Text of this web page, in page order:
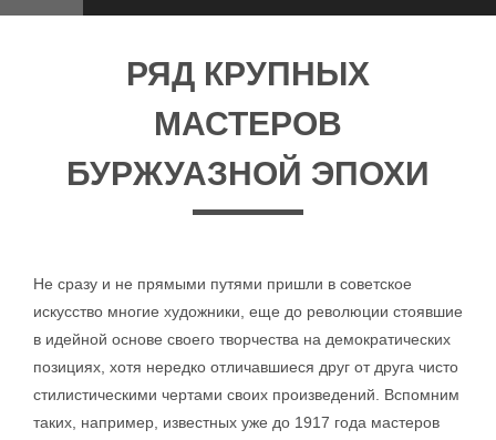
РЯД КРУПНЫХ
МАСТЕРОВ
БУРЖУАЗНОЙ ЭПОХИ
Не сразу и не прямыми путями пришли в советское
искусство многие художники, еще до революции стоявшие
в идейной основе своего творчества на демократических
позициях, хотя нередко отличавшиеся друг от друга чисто
стилистическими чертами своих произведений. Вспомним
таких, например, известных уже до 1917 года мастеров